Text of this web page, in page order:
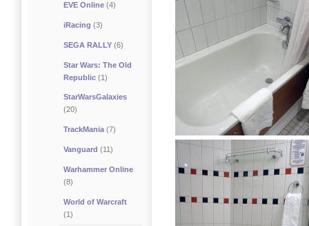
EVE Online(4)
iRacing (3)
SEGA RALLY(6)
Star Wars: The Old
Republic(1)
StarWarsGalaxies
(20)
TrackMania(7)
Vanguard (11)
Warhammer Online
(8)
World of Warcraft
(1)